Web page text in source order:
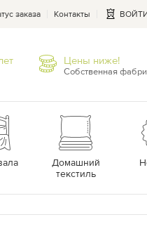
заказа Контакты
Цены ниже!
Собственная
Домашний
текстиль